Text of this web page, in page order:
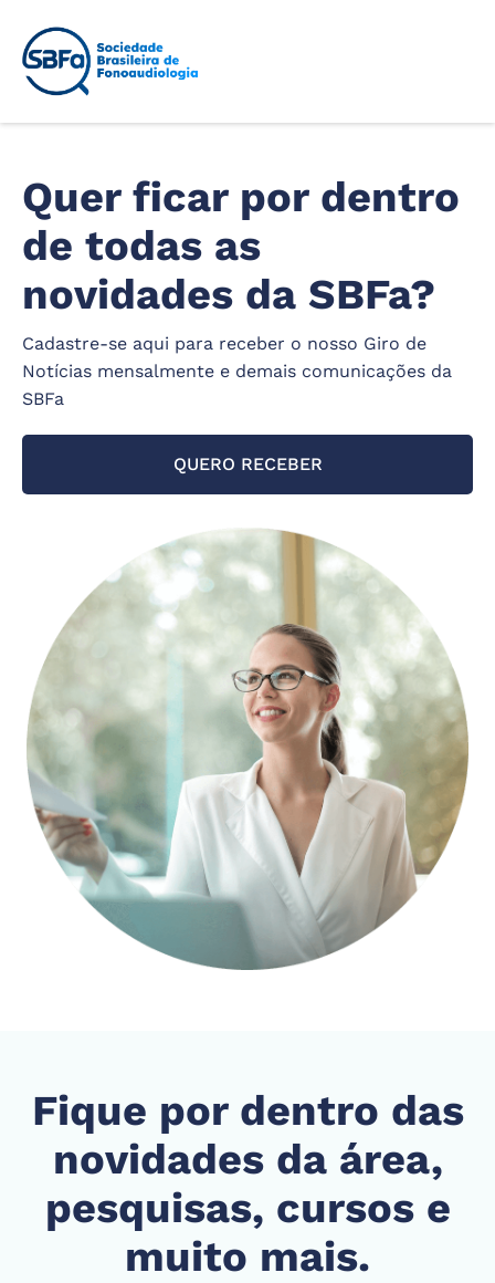
Quer ficar por dentro
de todas as
novidades da SBFa?
Cadastre-se aqui para receber o nosso Giro de
Notícias mensalmente e demais comunicações da
SBFa
QUERO RECEBER
Fique por dentro das
novidades da área,
pesquisas, cursos e
muito mais.